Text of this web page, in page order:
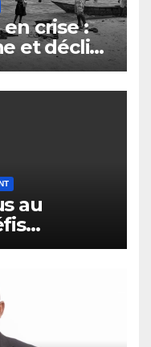
crise :
et déclin
au
au
et